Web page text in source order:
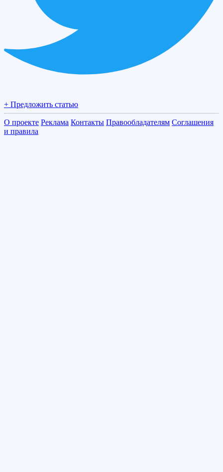
+ Предложить статью
О проекте Реклама Контакты Правообладателям Соглашения
и правила